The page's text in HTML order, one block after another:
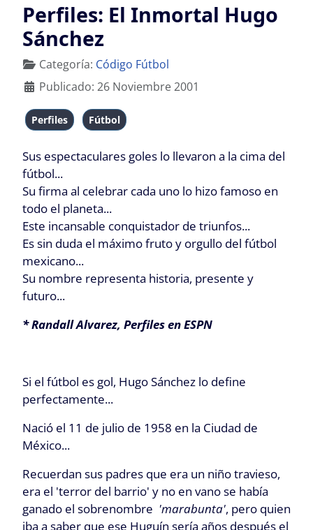
Perfiles: El Inmortal Hugo
Sánchez
Detalles
Categoría: Código Fútbol
Publicado: 26 Noviembre 2001
Perfiles Fútbol
Sus espectaculares goles lo llevaron a la cima del
fútbol...
Su firma al celebrar cada uno lo hizo famoso en
todo el planeta...
Este incansable conquistador de triunfos...
Es sin duda el máximo fruto y orgullo del fútbol
mexicano...
Su nombre representa historia, presente y
futuro...
* Randall Alvarez, Perfiles en ESPN
Si el fútbol es gol, Hugo Sánchez lo define
perfectamente...
Nació el 11 de julio de 1958 en la Ciudad de
México...
Recuerdan sus padres que era un niño travieso,
era el 'terror del barrio' y no en vano se había
ganado el sobrenombre 'marabunta', pero quien
iba a saber que ese Huguín sería años después el